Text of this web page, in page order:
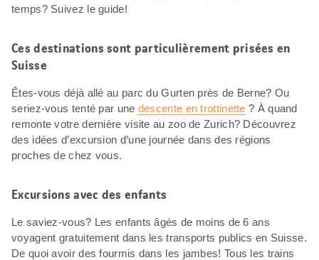
temps? Suivez le guide!
Ces destinations sont particulièrement prisées en
Suisse
Êtes-vous déjà allé au parc du Gurten près de Berne? Ou
seriez-vous tenté par une descente en trottinette ? À quand
remonte votre dernière visite au zoo de Zurich? Découvrez
des idées d’excursion d’une journée dans des régions
proches de chez vous.
Excursions avec des enfants
Le saviez-vous? Les enfants âgés de moins de 6 ans
voyagent gratuitement dans les transports publics en Suisse.
De quoi avoir des fourmis dans les jambes! Tous les trains